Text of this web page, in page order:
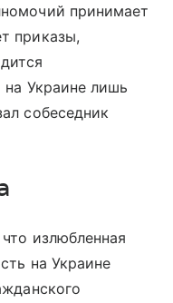
принимает
приказы,
на Украине лишь
собеседник
излюбленная
на Украине